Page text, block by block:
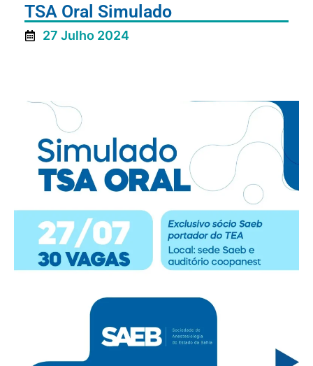
TSA Oral Simulado
27 Julho 2024